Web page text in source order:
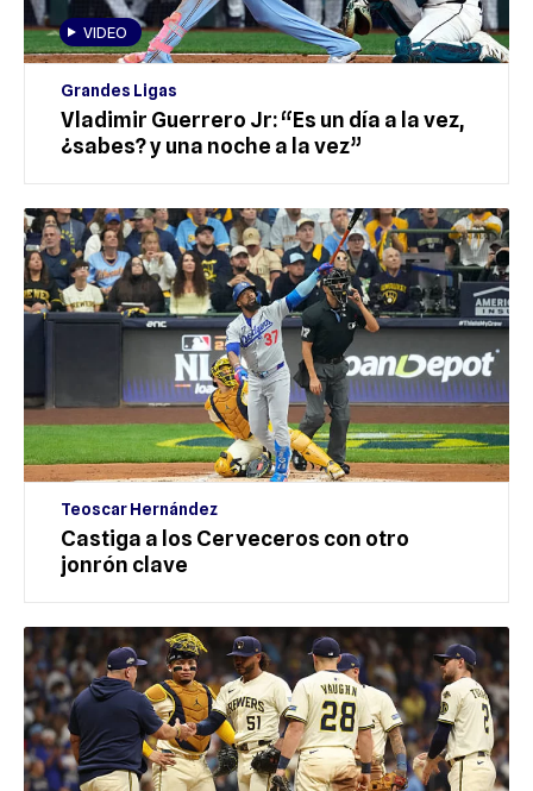
VIDEO
Grandes Ligas
Vladimir Guerrero Jr: “Es un día a la vez,
¿sabes? y una noche a la vez”
Teoscar Hernández
Castiga a los Cerveceros con otro
jonrón clave